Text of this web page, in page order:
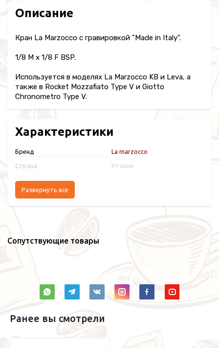
Описание
Кран La Marzocco с гравировкой "Made in Italy".
1/8 M х 1/8 F BSP.
Используется в моделях La Marzocco KB и Leva, а
также в Rocket Mozzafiato Type V и Giotto
Chronometro Type V.
Характеристики
Бренд La marzocco
Страна Италия
Развернуть все
Сопутствующие товары
Ранее вы смотрели